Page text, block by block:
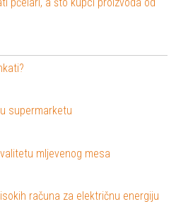
supermarketu
mljevenog mesa
računa za električnu energiju